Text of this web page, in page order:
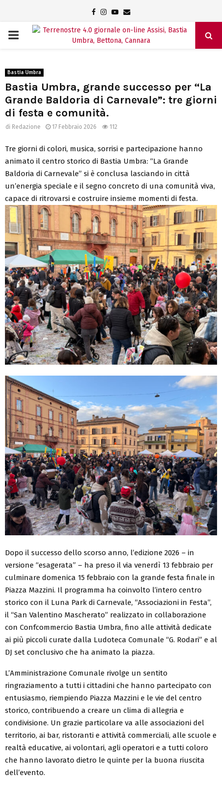
Facebook
Instagram
Youtube
Email
PRIMARY
Bastia Umbra
Bastia Umbra, grande successo per “La
Grande Baldoria di Carnevale”: tre giorni
di festa e comunità.
di Redazione 17 Febbraio 2026 112
Tre giorni di colori, musica, sorrisi e partecipazione hanno
animato il centro storico di Bastia Umbra: “La Grande
Baldoria di Carnevale” si è conclusa lasciando in città
un’energia speciale e il segno concreto di una comunità viva,
capace di ritrovarsi e costruire insieme momenti di festa.
Dopo il successo dello scorso anno, l’edizione 2026 – in
versione “esagerata” – ha preso il via venerdì 13 febbraio per
culminare domenica 15 febbraio con la grande festa finale in
Piazza Mazzini. Il programma ha coinvolto l’intero centro
storico con il Luna Park di Carnevale, “Associazioni in Festa”,
il “San Valentino Mascherato” realizzato in collaborazione
con Confcommercio Bastia Umbra, fino alle attività dedicate
ai più piccoli curate dalla Ludoteca Comunale “G. Rodari” e al
DJ set conclusivo che ha animato la piazza.
L’Amministrazione Comunale rivolge un sentito
ringraziamento a tutti i cittadini che hanno partecipato con
entusiasmo, riempiendo Piazza Mazzini e le vie del centro
storico, contribuendo a creare un clima di allegria e
condivisione. Un grazie particolare va alle associazioni del
territorio, ai bar, ristoranti e attività commerciali, alle scuole e
realtà educative, ai volontari, agli operatori e a tutti coloro
che hanno lavorato dietro le quinte per la buona riuscita
dell’evento.